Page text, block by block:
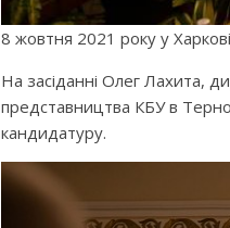
8 жовтня 2021 року у
На засіданні Олег Лахита,
представництва КБУ в
кандидатуру.